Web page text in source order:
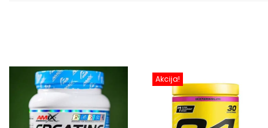
Akcija!